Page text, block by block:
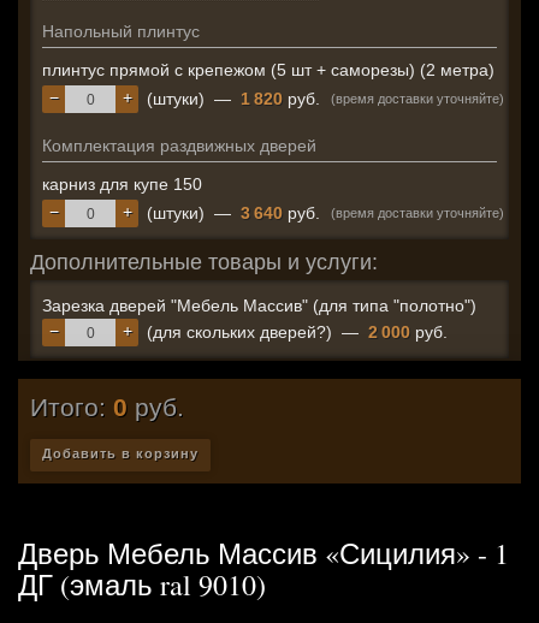
Напольный плинтус
плинтус прямой с крепежом (5 шт + саморезы) (2 метра)
+
− (штуки) — 1 820 руб. (время доставки уточняйте)
Комплектация раздвижных дверей
карниз для купе 150
+
− (штуки) — 3 640 руб. (время доставки уточняйте)
Дополнительные товары и услуги:
Зарезка дверей "Мебель Массив" (для типа "полотно")
+
− (для скольких дверей?) — 2 000 руб.
Итого: 0 руб.
Добавить в корзину
Дверь Мебель Массив «Сицилия» - 1
ДГ (эмаль ral 9010)